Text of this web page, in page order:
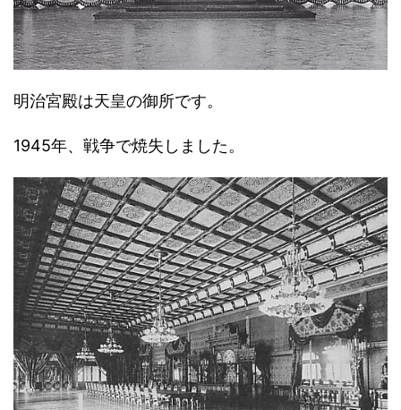
明治宮殿は天皇の御所です。
1945年、戦争で焼失しました。